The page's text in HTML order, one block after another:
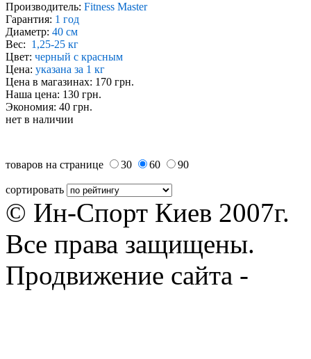
Производитель: Fitness Master
Гарантия: 1 год
Диаметр: 40 cм
Вес: 1,25-25 кг
Цвет: черный с красным
Цена: указана за 1 кг
Цена в магазинах: 170 грн.
Наша цена: 130 грн.
Экономия: 40 грн.
нет в наличии
товаров на странице 30 60 90
сортировать
© Ин-Спорт Киев 2007г.
Все права защищены.
Продвижение сайта -